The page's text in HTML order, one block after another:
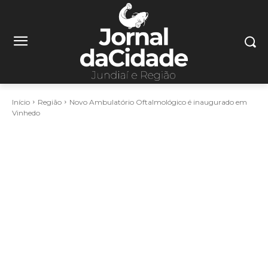
Início Região
Novo Ambulatório Oftalmológico é inaugurado em
Vinhedo